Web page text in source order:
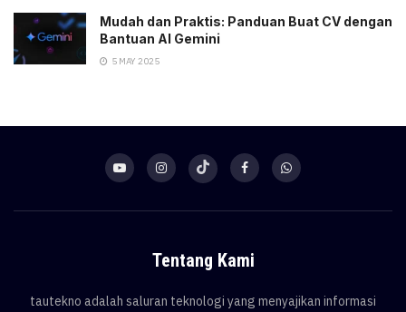
Mudah dan Praktis: Panduan Buat CV dengan
Bantuan AI Gemini
5 MAY 2025
Tentang Kami
tautekno adalah saluran teknologi yang menyajikan informasi